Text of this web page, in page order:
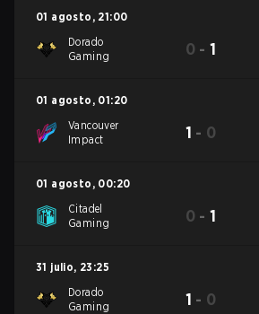
01 agosto , 21:00
Dorado
Gaming
0 -1
01 agosto , 01:20
Vancouver
Impact
1 - 0
01 agosto , 00:20
Citadel
Gaming
0 -1
31 julio, 23:25
Dorado
Gaming
1 - 0